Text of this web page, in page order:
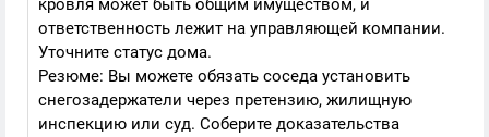
кровля может быть общим имуществом, и
ответственность лежит на управляющей компании.
Уточните статус дома.
Резюме: Вы можете обязать соседа установить
снегозадержатели через претензию, жилищную
инспекцию или суд. Соберите доказательства